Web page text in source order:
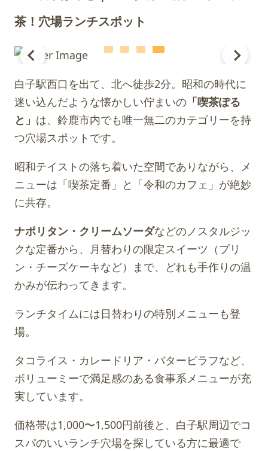
茶！穴場ランチスポット
白子駅西口を出て、北へ徒歩2分。昭和の時代に
迷い込んだような懐かしい佇まいの 「喫茶ぽる
と」 は、鈴鹿市内でも唯一無二のカテゴリーを持
つ穴場スポットです。
昭和テイストの落ち着いた空間でありながら、メ
ニューは「喫茶定番」と「令和のカフェ」が絶妙
に共存。
ナポリタン・クリームソーダなどのノスタルジッ
クな定番から、月替わりの限定スイーツ（プリ
ン・チーズケーキなど）まで、どれも手作りの温
かみが伝わってきます。
ランチタイムには日替わりの特別メニューも登
場。
タコライス・カレードリア・バターピラフなど、
ボリューミーで満足感のある食事系メニューが充
実しています。
価格帯は1,000〜1,500円前後と、白子駅周辺でコ
スパのいいランチ穴場を探している方に最適で